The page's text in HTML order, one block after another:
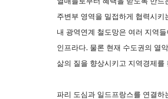
주변부 영역을 밀접하게 협력시
내 광역연계 철도망은 여러 지역
인프라다. 물론 현재 수도권의 열
삶의 질을 향상시키고 지역경제
파리 도심과 일드프랑스를 연결